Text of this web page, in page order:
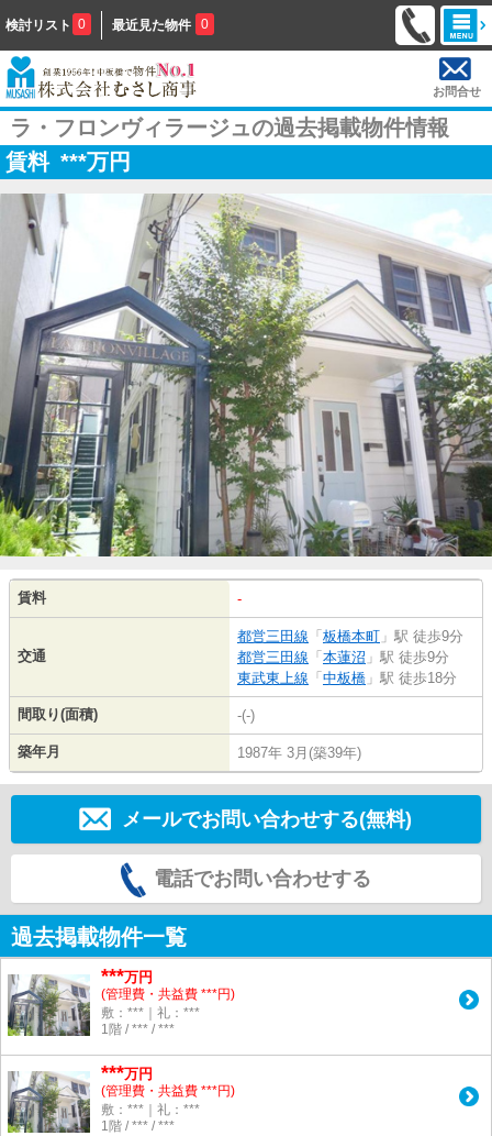
検討リスト 0 最近見た物件 0
お問合せ
ラ・フロンヴィラージュの過去掲載物件情報
賃料 ***万円
賃料 -
交通
都営三田線 「 板橋本町 」駅 徒歩9分
都営三田線 「 本蓮沼 」駅 徒歩9分
東武東上線 「 中板橋 」駅 徒歩18分
間取り(面積) -(-)
築年月 1987年 3月(築39年)
メールでお問い合わせする(無料)
電話でお問い合わせする
過去掲載物件一覧
***万円
(管理費・共益費 ***円)
敷：***｜礼：***
1階 / *** / ***
***万円
(管理費・共益費 ***円)
敷：***｜礼：***
1階 / *** / ***